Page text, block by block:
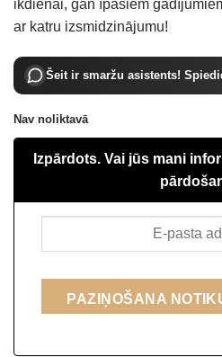
ikdienai, gan īpašiem
ar katru izsmidzinājumu!
Šeit ir smaržu asistents!
Nav noliktavā
Izpārdots. Vai jūs mani
PAZIŅOŠANA